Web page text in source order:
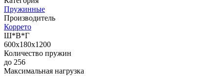
Пружинные
Производитель
Коррето
Ш*В*Г
600x180x1200
Количество пружин
до 256
Максимальная нагрузка